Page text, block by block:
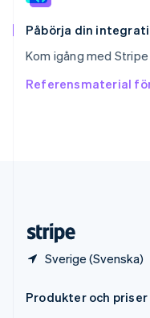
Påbörja din
Kom igång med
Referensmaterial
Sverige (Svenska)
Sverige
SvenskaEnglish
ไทยEnglish
English
Produkter och priser